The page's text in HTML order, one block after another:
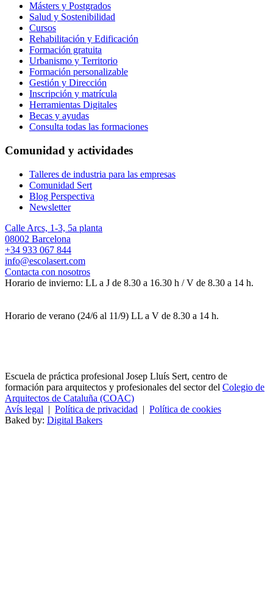
Másters y Postgrados
Salud y Sostenibilidad
Cursos
Rehabilitación y Edificación
Formación gratuita
Urbanismo y Territorio
Formación personalizable
Gestión y Dirección
Inscripción y matrícula
Herramientas Digitales
Becas y ayudas
Consulta todas las formaciones
Comunidad y actividades
Talleres de industria para las empresas
Comunidad Sert
Blog Perspectiva
Newsletter
Calle Arcs, 1-3, 5a planta
08002 Barcelona
+34 933 067 844
info@escolasert.com
Contacta con nosotros
Horario de invierno: LL a J de 8.30 a 16.30 h / V de 8.30 a 14 h.
Horario de verano (24/6 al 11/9) LL a V de 8.30 a 14 h.
Escuela de práctica profesional Josep Lluís Sert, centro de
formación para arquitectos y profesionales del sector del Colegio de
Arquitectos de Cataluña (COAC)
Avís legal | Política de privacidad | Política de cookies
Baked by: Digital Bakers